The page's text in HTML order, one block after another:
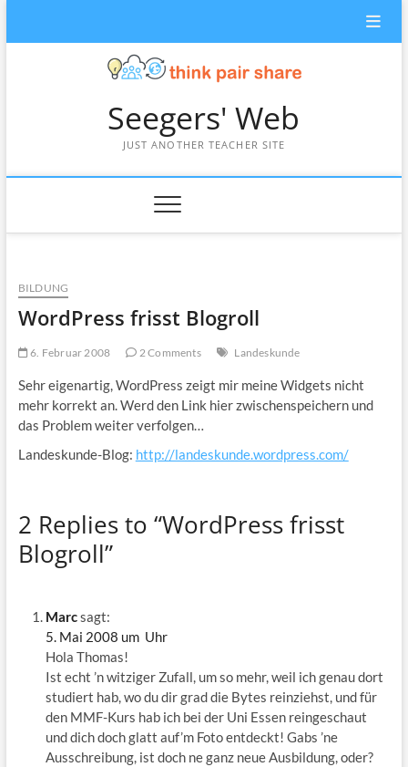
Seegers' Web
JUST ANOTHER TEACHER SITE
BILDUNG
WordPress frisst Blogroll
6. Februar 2008 2 Comments Landeskunde
Sehr eigenartig, WordPress zeigt mir meine Widgets nicht
mehr korrekt an. Werd den Link hier zwischenspeichern und
das Problem weiter verfolgen…
Landeskunde-Blog: http://landeskunde.wordpress.com/
2 Replies to “WordPress frisst
Blogroll”
Marcsagt:
5. Mai 2008 um Uhr
Hola Thomas!
Ist echt ’n witziger Zufall, um so mehr, weil ich genau dort
studiert hab, wo du dir grad die Bytes reinziehst, und für
den MMF-Kurs hab ich bei der Uni Essen reingeschaut
und dich doch glatt auf’m Foto entdeckt! Gabs ’ne
Ausschreibung, ist doch ne ganz neue Ausbildung, oder?